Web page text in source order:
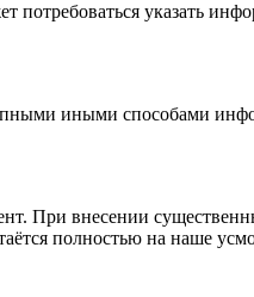
потребоваться указать
иными способами
При внесении
полностью на наше